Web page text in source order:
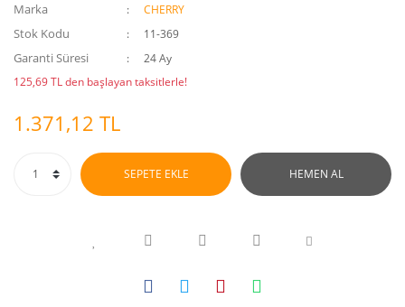
Marka CHERRY
Stok Kodu 11-369
Garanti Süresi
24 Ay
125,69 TL den başlayan taksitlerle!
1.371,12 TL
SEPETE EKLE HEMEN AL